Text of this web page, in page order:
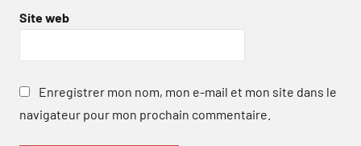
Site web
Enregistrer mon nom, mon e-mail et mon site dans le
navigateur pour mon prochain commentaire.